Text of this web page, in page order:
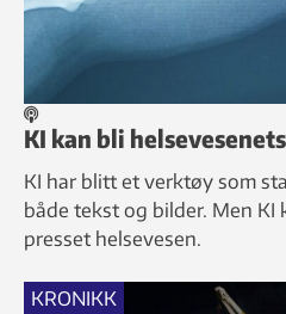
KI kan bli
KI har blitt et verktøy som
både tekst og bilder. Men KI
presset helsevesen.
KRONIKK